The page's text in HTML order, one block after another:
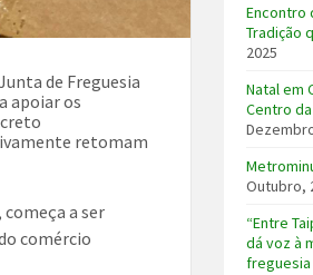
de Freguesia
apoiar os
retomam
a ser
comércio
Encontro
Tradição
2025
Natal em
Centro
Outubro,
“Entre
dá voz à
freguesia